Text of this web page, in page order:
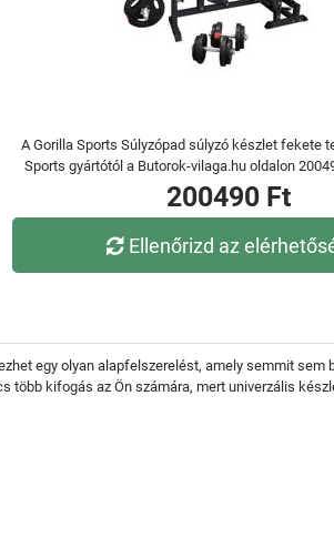
A Gorilla Sports Súlyzópad súlyzó készlet fekete
Sports gyártótól a Butorok-vilaga.hu oldalon
200490 Ft
Ellenőrizd az
egy olyan alapfelszerelést, amely semmit
több kifogás az Ön számára, mert univerzális